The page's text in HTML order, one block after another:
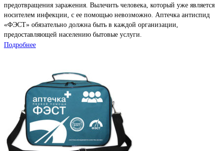
предотвращения заражения. Вылечить человека, который уже является
носителем инфекции, с ее помощью невозможно. Аптечка антиспид
«ФЭСТ» обязательно должна быть в каждой организации,
предоставляющей населению бытовые услуги.
Подробнее